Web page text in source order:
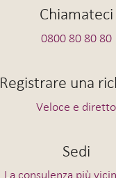
Chiamateci
0800 80 80 80
Registrare una
Veloce e diretto
Sedi
La consulenza più